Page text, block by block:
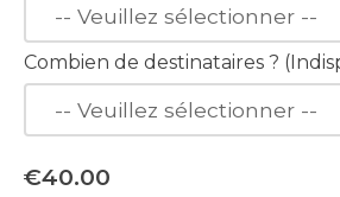
Combien de destinataires ?
€40.00